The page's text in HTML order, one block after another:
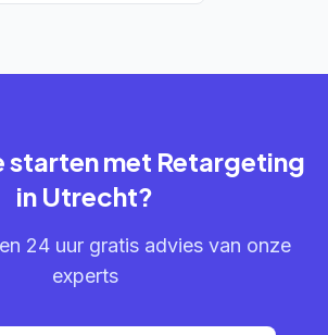
starten met Retargeting
in Utrecht?
24 uur gratis advies van onze
experts